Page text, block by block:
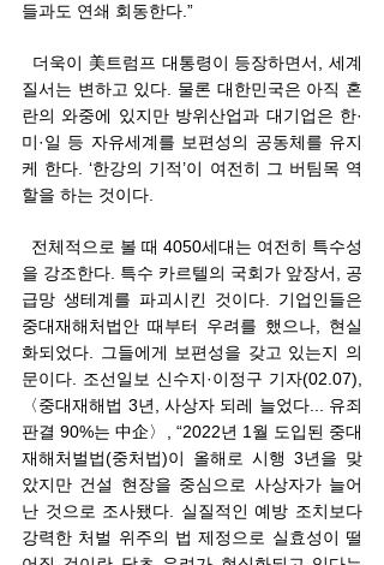
들과도 연쇄 회동한다.”
더욱이 美트럼프 대통령이 등장하면서, 세계
질서는 변하고 있다. 물론 대한민국은 아직 혼
란의 와중에 있지만 방위산업과 대기업은 한·
미·일 등 자유세계를 보편성의 공동체를 유지
케 한다. ‘한강의 기적’이 여전히 그 버팀목 역
할을 하는 것이다.
전체적으로 볼 때 4050세대는 여전히 특수성
을 강조한다. 특수 카르텔의 국회가 앞장서, 공
급망 생테계를 파괴시킨 것이다. 기업인들은
중대재해처법안 때부터 우려를 했으나, 현실
화되었다. 그들에게 보편성을 갖고 있는지 의
문이다. 조선일보 신수지·이정구 기자(02.07),
〈중대재해법 3년, 사상자 되레 늘었다... 유죄
판결 90%는 中企〉, “2022년 1월 도입된 중대
재해처벌법(중처법)이 올해로 시행 3년을 맞
았지만 건설 현장을 중심으로 사상자가 늘어
난 것으로 조사됐다. 실질적인 예방 조치보다
강력한 처벌 위주의 법 제정으로 실효성이 떨